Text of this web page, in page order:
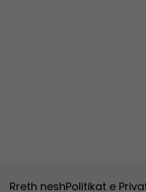
Rreth neshPolitikat e